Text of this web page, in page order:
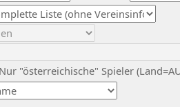
Nur "österreichische" Spieler